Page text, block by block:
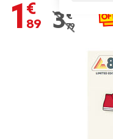
1,89 €
Prix
3,79 €